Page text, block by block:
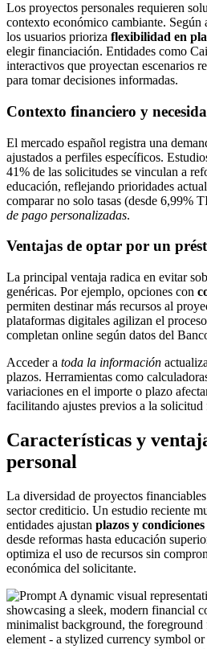
Los proyectos personales requieren
contexto económico cambiante. Según
los usuarios prioriza flexibilidad en
elegir financiación. Entidades como
interactivos que proyectan escenarios
para tomar decisiones informadas.
Contexto financiero y
El mercado español registra una
ajustados a perfiles específicos.
41% de las solicitudes se vinculan a
educación, reflejando prioridades
comparar no solo tasas (desde 6,99%
de pago personalizadas.
Ventajas de optar por un
La principal ventaja radica en evitar
genéricas. Por ejemplo, opciones con
permiten destinar más recursos al
plataformas digitales agilizan el
completan online según datos del
Acceder a toda la información
plazos. Herramientas como
variaciones en el importe o plazo
facilitando ajustes previos a la solicitud
Características y
personal
La diversidad de proyectos
sector crediticio. Un estudio reciente
entidades ajustan plazos y condiciones
desde reformas hasta educación
optimiza el uso de recursos sin
económica del solicitante.